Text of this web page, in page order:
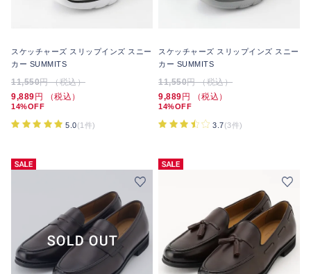
スケッチャーズ スリップインズ スニー
カー SUMMITS
11,550円 （税込）
9,889 円 （税込）
14%OFF
5.0(1件)
スケッチャーズ スリップインズ スニー
カー SUMMITS
11,550円 （税込）
9,889 円 （税込）
14%OFF
3.7(3件)